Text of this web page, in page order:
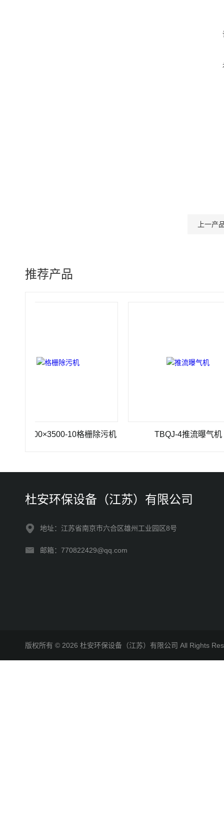
上一产
推荐产品
10格栅除污机 TBQJ-4推流曝气机
杜安环保设备（江苏）有限公司
地址：江苏省南京市六合区雄州工业园区8号
邮箱：770822429@qq.com
版权所有 © 2026 杜安环保设备（江苏）有限公司 All Rights